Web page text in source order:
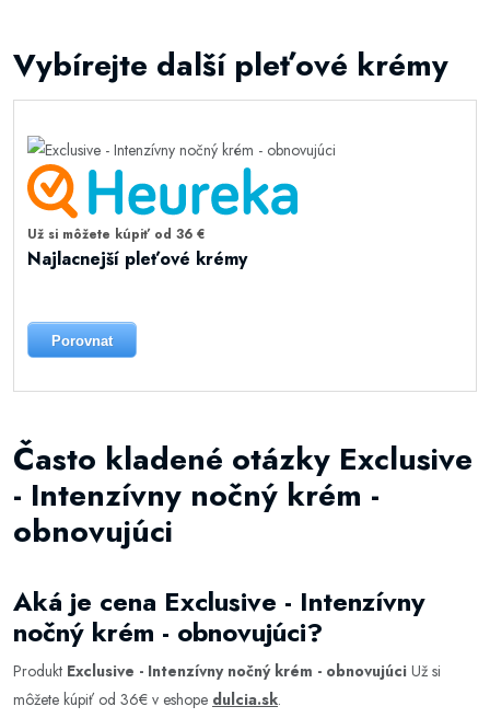
Vybírejte další pleťové krémy
Už si môžete kúpiť od 36 €
Najlacnejší pleťové krémy
Porovnat
Často kladené otázky Exclusive
- Intenzívny nočný krém -
obnovujúci
Aká je cena Exclusive - Intenzívny
nočný krém - obnovujúci?
Produkt Exclusive - Intenzívny nočný krém - obnovujúci Už si
môžete kúpiť od 36€ v eshope dulcia.sk.